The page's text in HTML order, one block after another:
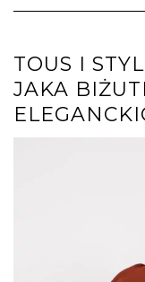
TOUS I
JAKA